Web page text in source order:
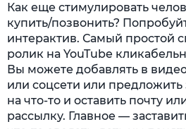
Как еще стимулировать
купить/позвонить?
интерактив. Самый простой
ролик на YouTube
Вы можете добавлять в
или соцсети или предложить
на что-то и оставить почту
рассылку. Главное —